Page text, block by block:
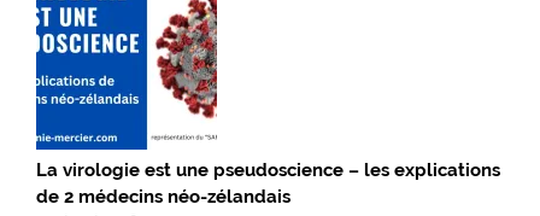
La virologie est une pseudoscience – les explications
de 2 médecins néo-zélandais